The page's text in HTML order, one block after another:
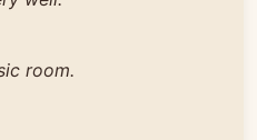
room.